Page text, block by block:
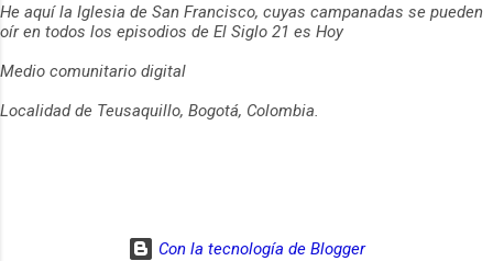
He aquí la Iglesia de San Francisco, cuyas campanadas se pueden
oír en todos los episodios de El Siglo 21 es Hoy
Medio comunitario digital
Localidad de Teusaquillo, Bogotá, Colombia.
Con la tecnología de Blogger